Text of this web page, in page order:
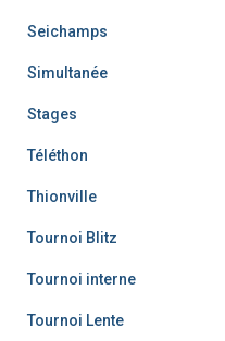
Seichamps
Simultanée
Stages
Téléthon
Thionville
Tournoi Blitz
Tournoi interne
Tournoi Lente